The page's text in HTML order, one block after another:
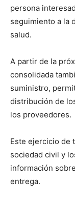
persona
seguimiento a la
salud.
A partir de la
consolidada
suministro,
distribución de
los proveedores.
Este ejercicio de
sociedad civil y
información
entrega.